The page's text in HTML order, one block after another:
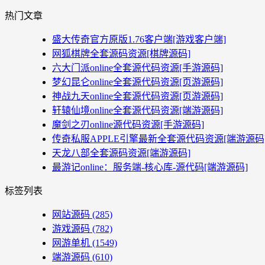
热门文章
盛大传奇官方原版1.76客户端[游戏客户端]
网狐棋牌全套源码资源[棋牌源码]
六大门派online全套源代码资源[手游源码]
梦幻昆仑online全套源代码资源[页游源码]
神战九天online全套源代码资源[页游源码]
轩辕仙境online全套源代码资源[端游源码]
魔剑之刃online源代码资源[手游源码]
传奇私服APPLE引擎最新全套源代码资源[端游源
天龙八部全套源码资源[端游源码]
最游记online：服务端-核心库-源代码[端游源码]
标签列表
网站源码 (285)
游戏源码 (782)
网游单机 (1549)
端游源码 (610)